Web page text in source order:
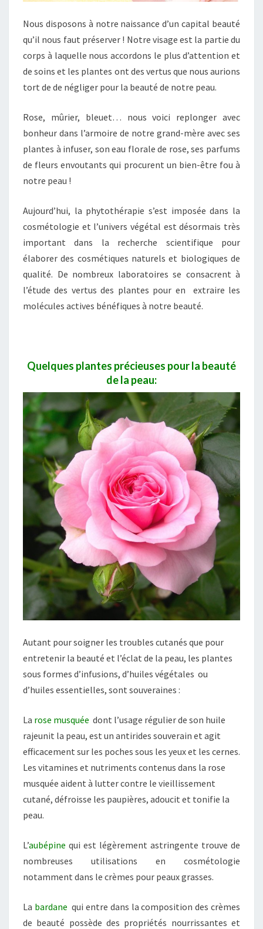
L
A
N
T
S
O
U
S
E
E
N
B
E
L
L
S
Nous disposons à notre naissance d’un capital beauté
qu’il nous faut préserver ! Notre visage est la partie du
corps à laquelle nous accordons le plus d’attention et
de soins et les plantes ont des vertus que nous aurions
tort de de négliger pour la beauté de notre peau.
Rose, mûrier, bleuet… nous voici replonger avec
bonheur dans l’armoire de notre grand-mère avec ses
plantes à infuser, son eau florale de rose, ses parfums
de fleurs envoutants qui procurent un bien-être fou à
notre peau !
Aujourd’hui, la phytothérapie s’est imposée dans la
cosmétologie et l’univers végétal est désormais très
important dans la recherche scientifique pour
élaborer des cosmétiques naturels et biologiques de
qualité. De nombreux laboratoires se consacrent à
l’étude des vertus des plantes pour en extraire les
molécules actives bénéfiques à notre beauté.
Quelques plantes précieuses pour la beauté
de la peau:
Autant pour soigner les troubles cutanés que pour
entretenir la beauté et l’éclat de la peau, les plantes
sous formes d’infusions, d’huiles végétales ou
d’huiles essentielles, sont souveraines :
La rose musquée dont l’usage régulier de son huile
rajeunit la peau, est un antirides souverain et agit
efficacement sur les poches sous les yeux et les cernes.
Les vitamines et nutriments contenus dans la rose
musquée aident à lutter contre le vieillissement
cutané, défroisse les paupières, adoucit et tonifie la
peau.
L’aubépine qui est légèrement astringente trouve de
nombreuses utilisations en cosmétologie
notamment dans le crèmes pour peaux grasses.
La bardane qui entre dans la composition des crèmes
de beauté possède des propriétés nourrissantes et